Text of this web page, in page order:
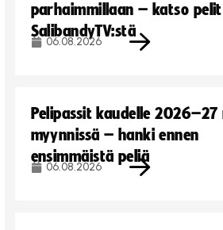
parhaimmillaan – katso pelit
SalibandyTV:stä
06.08.2026
Pelipassit kaudelle
myynnissä – hanki ennen
ensimmäistä peliä
06.08.2026